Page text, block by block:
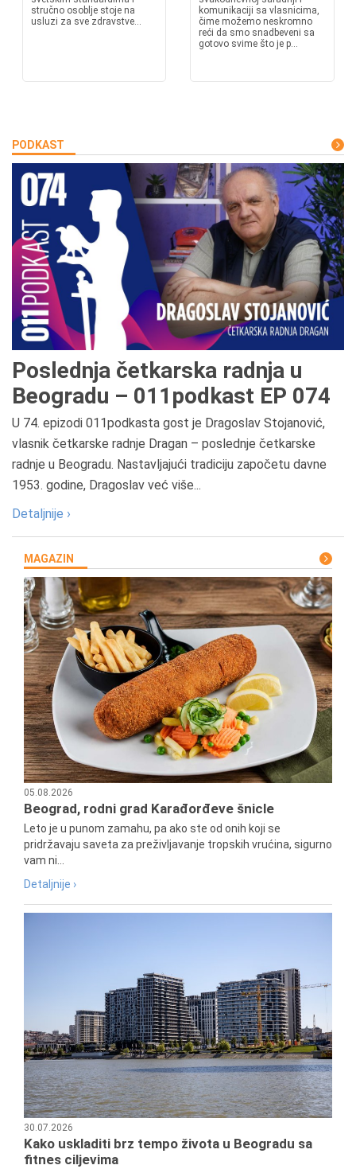
stručno osoblje stoje na
usluzi za sve zdravstve...
komunikaciji sa vlasnicima,
čime možemo neskromno
reći da smo snadbeveni sa
gotovo svime što je p...
PODKAST
Poslednja četkarska radnja u
Beogradu – 011podkast EP 074
U 74. epizodi 011podkasta gost je Dragoslav Stojanović,
vlasnik četkarske radnje Dragan – poslednje četkarske
radnje u Beogradu. Nastavljajući tradiciju započetu davne
1953. godine, Dragoslav već više...
Detaljnije ›
MAGAZIN
05.08.2026
Beograd, rodni grad Karađorđeve šnicle
Leto je u punom zamahu, pa ako ste od onih koji se
pridržavaju saveta za preživljavanje tropskih vrućina, sigurno
vam ni...
Detaljnije ›
30.07.2026
Kako uskladiti brz tempo života u Beogradu sa
fitnes ciljevima